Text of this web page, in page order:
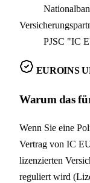
PJSC "IC
EUROINS
Warum das
Wenn Sie eine
Vertrag von IC
lizenzierten
reguliert wird